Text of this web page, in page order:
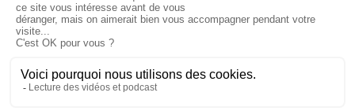
© Copyright 2008 / 2026,DECODE MEDIA, The Innovation Media
Company.All Rights Reserved